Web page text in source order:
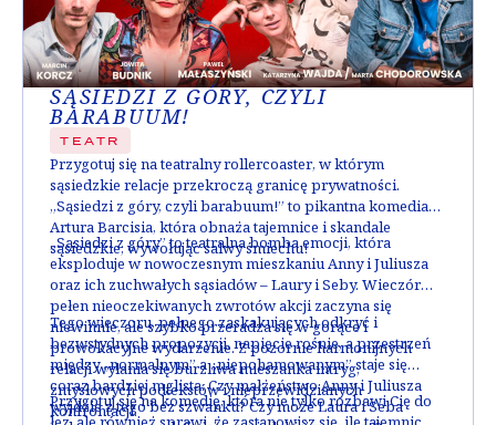
SĄSIEDZI Z GÓRY, CZYLI
BARABUUM!
TEATR
Przygotuj się na teatralny rollercoaster, w którym
sąsiedzkie relacje przekroczą granicę prywatności.
„Sąsiedzi z góry, czyli barabuum!” to pikantna komedia
Artura Barcisia, która obnaża tajemnice i skandale
sąsiedzkie, wywołując salwy śmiechu!
„Sąsiedzi z góry” to teatralna bomba emocji, która
eksploduje w nowoczesnym mieszkaniu Anny i Juliusza
oraz ich zuchwałych sąsiadów – Laury i Seby. Wieczór
pełen nieoczekiwanych zwrotów akcji zaczyna się
niewinnie, ale szybko przeradza się w gorące i
prowokacyjne wydarzenie. Z pozornie harmonijnych
relacji wyłania się burzliwa mieszanka intryg,
zmysłowych podtekstów i nieprzewidzianych
konfrontacji.
Tego wieczoru, pełnego zaskakujących odkryć i
bezwstydnych propozycji, napięcie rośnie, a przestrzeń
między „normalnym” a „niepohamowanym” staje się
coraz bardziej mglista. Czy małżeństwo Anny i Juliusza
wyjdzie z tego bez szwanku? Czy może Laura i Seba
Przygotuj się na komedię, która nie tylko rozbawi Cię do